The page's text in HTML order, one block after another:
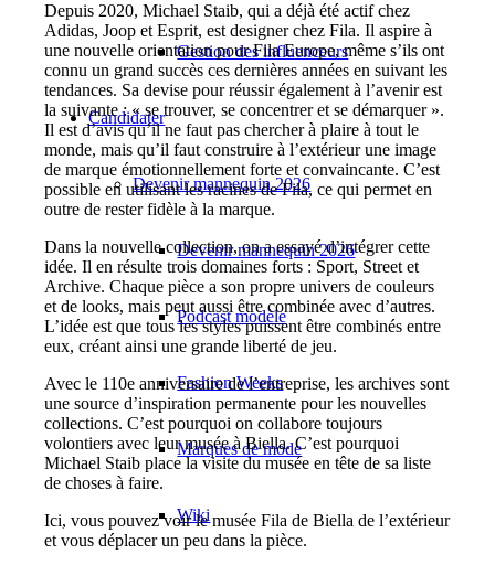
Gestion des influenceurs
Candidater
Devenir mannequin 2026
Devenir mannequin 2026
Podcast modèle
Fashion Weeks
Marques de mode
Wiki
Depuis 2020, Michael Staib, qui a déjà été actif chez
Adidas, Joop et Esprit, est designer chez Fila. Il aspire à
une nouvelle orientation pour Fila Europe, même s’ils ont
connu un grand succès ces dernières années en suivant les
tendances. Sa devise pour réussir également à l’avenir est
la suivante : « se trouver, se concentrer et se démarquer ».
Il est d’avis qu’il ne faut pas chercher à plaire à tout le
monde, mais qu’il faut construire à l’extérieur une image
de marque émotionnellement forte et convaincante. C’est
possible en utilisant les racines de Fila, ce qui permet en
outre de rester fidèle à la marque.
Dans la nouvelle collection, on a essayé d’intégrer cette
idée. Il en résulte trois domaines forts : Sport, Street et
Archive. Chaque pièce a son propre univers de couleurs
et de looks, mais peut aussi être combinée avec d’autres.
L’idée est que tous les styles puissent être combinés entre
eux, créant ainsi une grande liberté de jeu.
Avec le 110e anniversaire de l’entreprise, les archives sont
une source d’inspiration permanente pour les nouvelles
collections. C’est pourquoi on collabore toujours
volontiers avec leur musée à Biella. C’est pourquoi
Michael Staib place la visite du musée en tête de sa liste
de choses à faire.
Ici, vous pouvez voir le musée Fila de Biella de l’extérieur
et vous déplacer un peu dans la pièce.